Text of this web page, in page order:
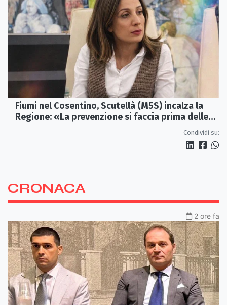
Fiumi nel Cosentino, Scutellà (M5S) incalza la
Regione: «La prevenzione si faccia prima delle
Condividi su:
CRONACA
2 ore fa